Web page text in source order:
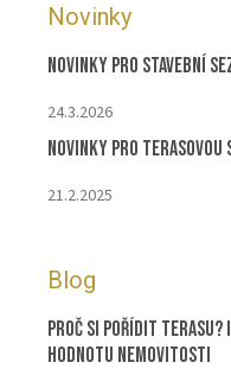
Novinky
Novinky pro stavební
24.3.2026
Novinky pro terasovou
21.2.2025
Blog
Proč si pořídit terasu?
hodnotu nemovitosti